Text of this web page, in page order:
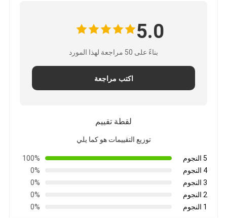
5.0
بناءً على 50 مراجعة لهذا المورد
اكتب مراجعة
لقطة تقييم
توزيع التقييمات هو كما يلي
5 النجوم
100%
4 النجوم
0%
3 النجوم
0%
2 النجوم
0%
1 النجوم
0%